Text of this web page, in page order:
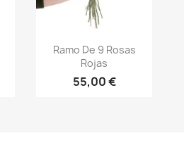
Vista rápida
Ramo De 9 Rosas
Rojas
55,00 €